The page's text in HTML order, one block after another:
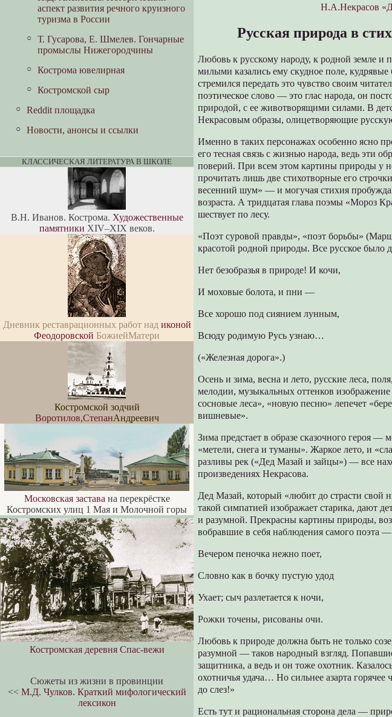
Н.А.Некрасов
Русская природа в
Любовь к русскому народу, к родной земле и
милыми казались ему скудное поле,
стремился передать это чувство своим
поэтическое слово — это глас народа, он
природой, с ее животворящими силами. В
Некрасовым образы, олицетворяющие
Именно в таких персонажах особенно ясно
его тесная связь с жизнью народа, ведь эти
поверий. При всем этом картины природы у
прочитать лишь две стихотворные его
весенний шум» — и могучая стихия
возраста. А тридцатая глава поэмы «Мороз
шествует по лесу.
«Поэт суровой правды», «поэт борьбы»
красотой родной природы. Все русское было
Нет безобразья в природе! И кочи,
И моховые болота, и пни —
Все хорошо под сиянием лунным,
Всюду родимую Русь узнаю…
(«Железная дорога».)
Осень и зима, весна и лето, русские леса,
мелодии, музыкальных оттенков
сосновые леса», «новую песню» лепечет
вишневые».
Зима предстает в образе сказочного героя
«метели, снега и туманы». Жаркое лето, и
разливы рек («Дед Мазай и зайцы») — все
произведениях Некрасова.
Дед Мазай, который «любит до страсти свой
такой симпатией изображает старика, дают
и разумной. Прекрасны картины природы,
вобравшие в себя наблюдения самого поэта —
Вечером пеночка нежно поет,
Словно как в бочку пустую удод
Ухает; сыч разлетается к ночи,
Рожки точены, рисованы очи.
Любовь к природе должна быть не только
разумной — таков народный взгляд.
защитника, а ведь и он тоже охотник.
охотничья удача… Но сильнее азарта
до слез!»
Есть тут и рациональная сторона дела —
М. Магнитский, В. Рахматов.
Встречи с Солженицыным
Е.А.Палицин. Река Ветлуга
Тумаков Н.Г. Ветлужский край
М.А.Балдин. Крестьянская война
под руководством Разина в
Поветлужье
М.А.Балдин. Поветлужье в
древности
фронт за Ветлугой
Орлов С.А.
Разуваев П.А.
Пашин В.В.
Голушкина. Я давно родился на
земле
Вячеслав Шапошников. Ефимово
«займище». Детские забавы
король, который ненавидел деньги
аспект развития речного круизного
туризма в России
Т. Гусарова, Е. Шмелев. Гончарные
промыслы Нижегородчины
Кострома ювелирная
Костромской сыр
Reddit площадка
Новости, анонсы и ссылки
КЛАССИЧЕСКАЯ ЛИТЕРАТУРА В ШКОЛЕ
В.Н. Иванов. Кострома. Художественные
памятники XIV–XIX веков.
Дневник реставрационных работ над иконой
Феодоровской БожиейМатери
Костромской зодчий
Воротилов,СтепанАндреевич
Московская застава на перекрёстке
Костромских улиц 1 Мая и Молочной горы
Костромская деревня Спас-вежи
Сюжеты из жизни в провинции
<< М.Д. Чулков. Краткий мифологический
лексикон